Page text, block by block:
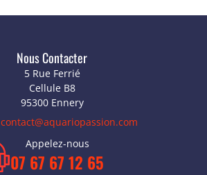
Nous Contacter
5 Rue Ferrié
Cellule B8
95300 Ennery
contact@aquariopassion.com
Appelez-nous
07 67 67 12 65